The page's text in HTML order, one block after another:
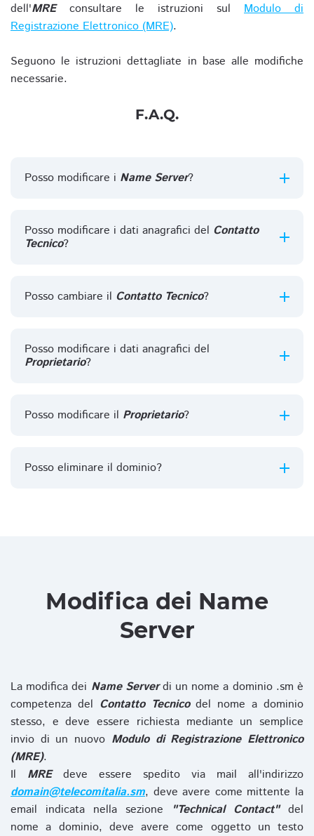
dell'MREconsultare le istruzioni sul Modulo di
Registrazione Elettronico (MRE).
Seguono le istruzioni dettagliate in base alle modifiche
necessarie.
F.A.Q.
Posso modificare i Name Server?
Posso modificare i dati anagrafici del Contatto
Tecnico?
Posso cambiare il Contatto Tecnico?
Posso modificare i dati anagrafici del
Proprietario?
Posso modificare il Proprietario?
Posso eliminare il dominio?
Modifica dei Name
Server
La modifica dei Name Serverdi un nome a dominio .sm è
competenza del Contatto Tecnicodel nome a dominio
stesso, e deve essere richiesta mediante un semplice
invio di un nuovo Modulo di Registrazione Elettronico
(MRE).
Il MREdeve essere spedito via mail all'indirizzo
domain@telecomitalia.sm, deve avere come mittente la
email indicata nella sezione
"Technical Contact"del
nome a dominio, deve avere come oggetto un testo